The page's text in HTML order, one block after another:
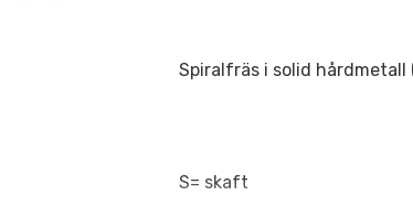
Spiralfräs i solid hårdmetall
S= skaft